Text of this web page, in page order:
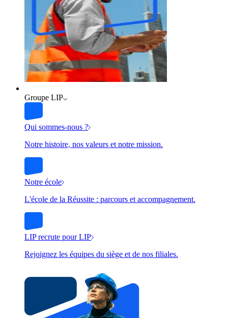
Groupe LIP
Qui sommes-nous ?
Notre histoire, nos valeurs et notre mission.
Notre école
L'école de la Réussite : parcours et accompagnement.
LIP recrute pour LIP
Rejoignez les équipes du siège et de nos filiales.